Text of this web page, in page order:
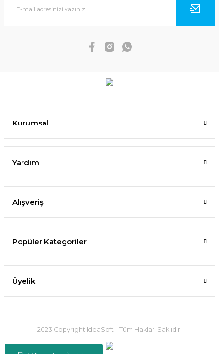
Kurumsal
Yardım
Alışveriş
Popüler Kategoriler
Üyelik
2023 Copyright IdeaSoft - Tüm Hakları Saklıdır.